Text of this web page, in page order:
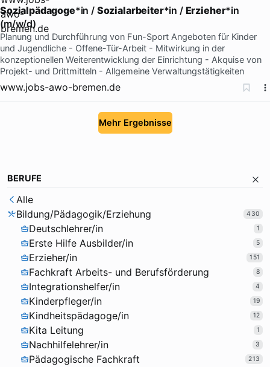
Sozialpädagoge*in / Sozialarbeiter*in / Erzieher*in
(m/w/d)
Planung und Durchführung von Fun-Sport Angeboten für Kinder
und Jugendliche - Offene-Tür-Arbeit - Mitwirkung in der
konzeptionellen Weiterentwicklung der Einrichtung - Akquise von
Projekt- und Drittmitteln - Allgemeine Verwaltungstätigkeiten
www.jobs-awo-bremen.de
Mehr Ergebnisse
BERUFE
Alle
Bildung/Pädagogik/Erziehung
430
Deutschlehrer/in 1
Erste Hilfe Ausbilder/in 5
Erzieher/in 151
Fachkraft Arbeits- und Berufsförderung 8
Integrationshelfer/in 4
Kinderpfleger/in 19
Kindheitspädagoge/in 12
Kita Leitung 1
Nachhilfelehrer/in 3
Pädagogische Fachkraft 213